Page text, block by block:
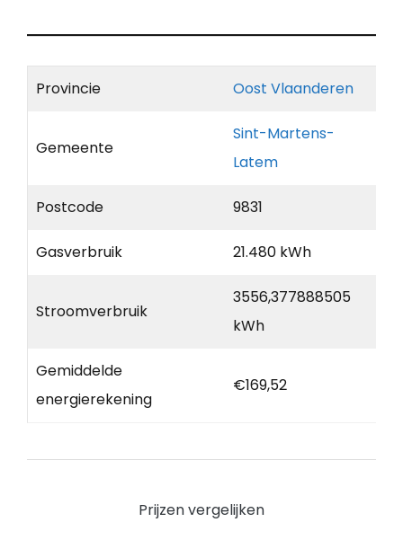
Provincie Oost Vlaanderen
Gemeente
Sint-Martens-
Latem
Postcode 9831
Gasverbruik 21.480 kWh
Stroomverbruik
3556,377888505
kWh
Gemiddelde
energierekening
€169,52
Prijzen vergelijken